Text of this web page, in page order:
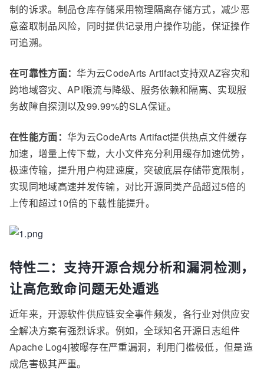
制的诉求。制品仓库存储采用物理隔离存储方式，减少恶
意盗取制品风险，同时提供记录用户操作功能，保证操作
可追溯。
在可靠性方面：华为云CodeArts Artifact支持双AZ容灾和
跨地域容灾、API限流与降级、服务依赖和隔离、实现服
务故障自探测以及99.99%的SLA保证。
在性能方面： 华为云CodeArts Artifact提供热点文件缓存
加速，增量上传下载，大小文件充分利用缓存加速优势，
极速传输，提升用户构建速度，突破底层存储带宽限制，
实现同地域高速并发传输，对比开源同类产品超过5倍的
上传和超过10倍的下载性能提升。
特性二：支持开源合规分析和漏洞检测，
让高危致命问题无处遁逃
近年来，开源软件供应链安全事件频发，各行业对供应安
全解决方案有强烈诉求。例如，全球知名开源日志组件
Apache Log4j被曝存在严重漏洞，利用门槛极低，但是造
成危害极其严重。